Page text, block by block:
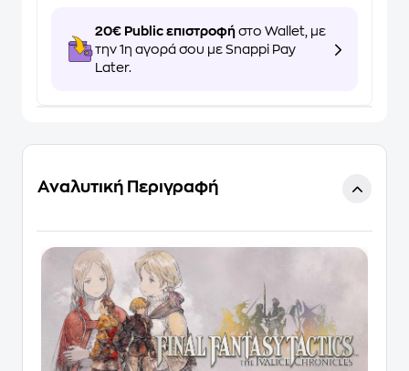
20€ Public επιστροφή στο Wallet, με
την 1η αγορά σου με Snappi Pay
Later.
Αναλυτική Περιγραφή